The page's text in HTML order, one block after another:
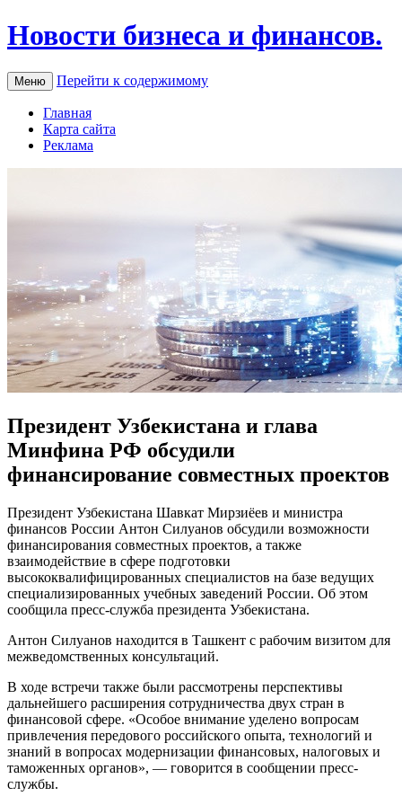
Новости бизнеса и финансов.
Меню Перейти к содержимому
Главная
Карта сайта
Реклама
Президент Узбекистана и глава
Минфина РФ обсудили
финансирование совместных проектов
Прeзидeнт Узбекистана Шавкат Мирзиёев и министра
финансов России Антон Силуанов обсудили возможности
финансирования совместных проектов, а также
взаимодействие в сфере подготовки
высококвалифицированных специалистов на базе ведущих
специализированных учебных заведений России. Об этом
сообщила пресс-служба президента Узбекистана.
Антон Силуанов находится в Ташкент с рабочим визитом для
межведомственных консультаций.
В ходе встречи также были рассмотрены перспективы
дальнейшего расширения сотрудничества двух стран в
финансовой сфере. «Особое внимание уделено вопросам
привлечения передового российского опыта, технологий и
знаний в вопросах модернизации финансовых, налоговых и
таможенных органов», — говорится в сообщении пресс-
службы.